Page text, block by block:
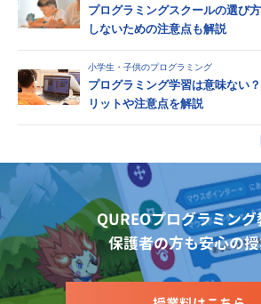
プログラミングスクールの選び
しないための注意点も解説
小学生・子供のプログラミング
プログラミング学習は意味ない
リットや注意点を解説
QUREOプログラミング
保護者の方も安心の